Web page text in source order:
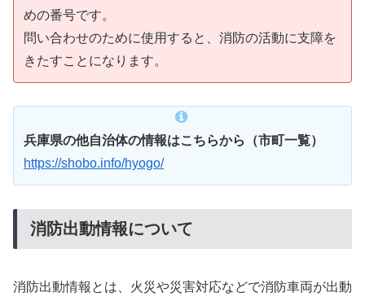
めの番号です。
問い合わせのために使用すると、消防の活動に支障を
きたすことになります。
兵庫県の他自治体の情報はこちらから（市町一覧）
https://shobo.info/hyogo/
消防出動情報について
消防出動情報とは、火災や災害対応などで消防車両が出動